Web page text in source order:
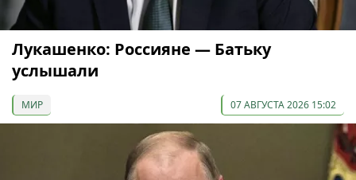
Лукашенко: Россияне — Батьку
услышали
МИР 07 АВГУСТА 2026 15:02